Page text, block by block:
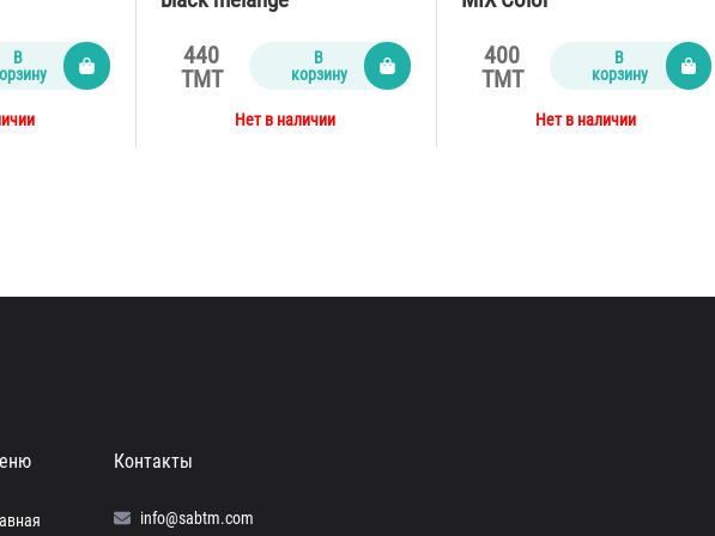
В
440
TMT
В
корзину
Нет в наличии
400
TMT
В
корзину
Нет в наличии
Контакты
info@sabtm.com